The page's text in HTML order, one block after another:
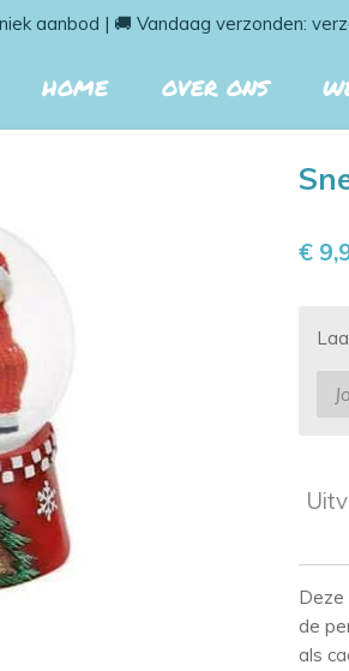
aanbod | 🚚 Vandaag verzonden:
HOME OVER ONS
€
Deze
de
als